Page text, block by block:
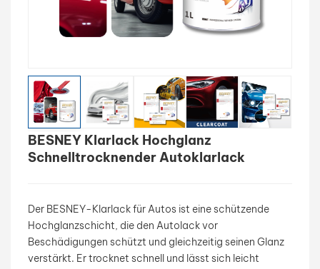
日本語
بالعربية
فارسی
中文
BESNEY Klarlack Hochglanz
Schnelltrocknender Autoklarlack
Der BESNEY-Klarlack für Autos ist eine schützende
Hochglanzschicht, die den Autolack vor
Beschädigungen schützt und gleichzeitig seinen Glanz
verstärkt. Er trocknet schnell und lässt sich leicht